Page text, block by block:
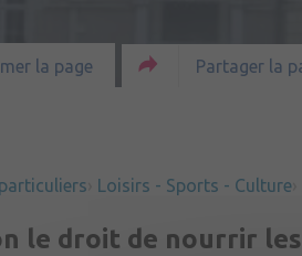
la page Partager la
Loisirs - Sports - Culture
le droit de nourrir les